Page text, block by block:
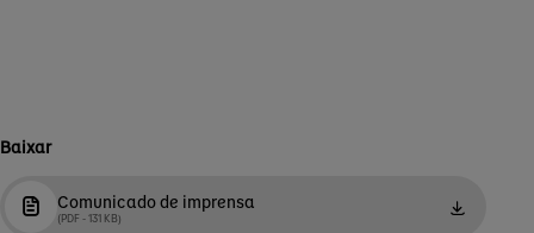
Baixar
Comunicado de imprensa
(PDF - 131 KB)